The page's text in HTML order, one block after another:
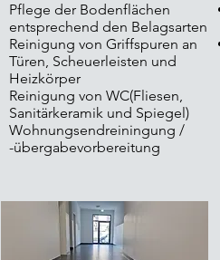
Pflege der Bodenflächen
entsprechend den Belagsarten
Reinigung von Griffspuren an
Türen, Scheuerleisten und
Heizkörper
Reinigung von WC(Fliesen,
Sanitärkeramik und Spiegel)
Wohnungsendreiningung /
-übergabevorbereitung